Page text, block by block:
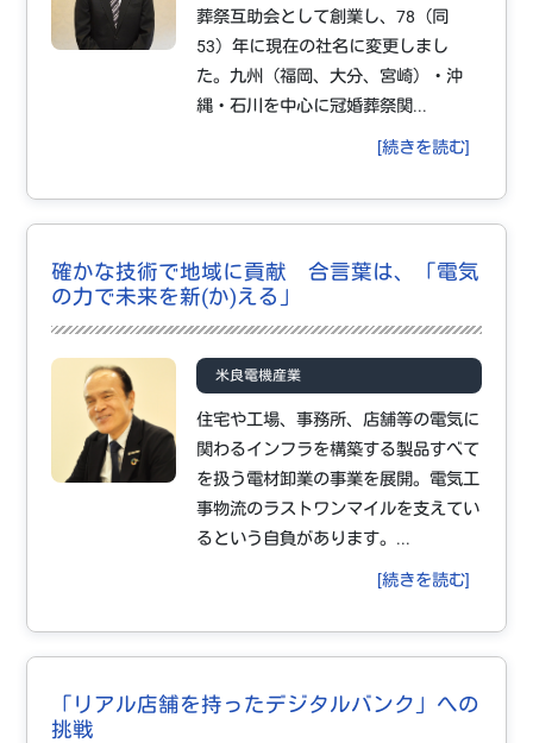
葬祭互助会として創業し、78（同
53）年に現在の社名に変更しまし
た。九州（福岡、大分、宮崎）・沖
縄・石川を中心に冠婚葬祭関...
[続きを読む]
確かな技術で地域に貢献 合言葉は、「電気
の力で未来を新(か)える」
米良電機産業
住宅や工場、事務所、店舗等の電気に
関わるインフラを構築する製品すべて
を扱う電材卸業の事業を展開。電気工
事物流のラストワンマイルを支えてい
るという自負があります。...
[続きを読む]
「リアル店舗を持ったデジタルバンク」への
挑戦